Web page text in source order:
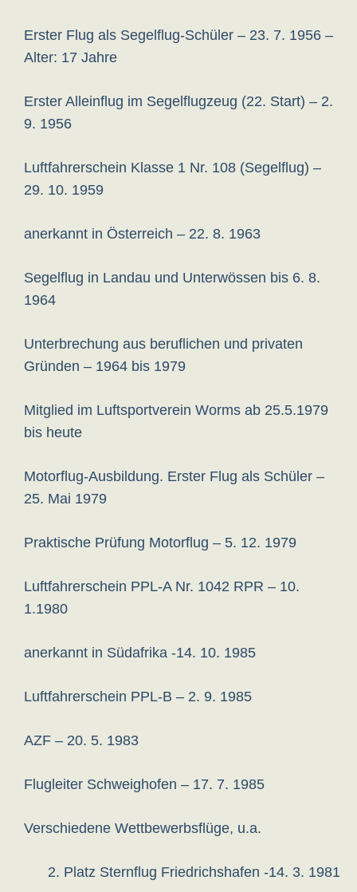
Erster Flug als Segelflug-Schüler – 23. 7. 1956 –
Alter: 17 Jahre
Erster Alleinflug im Segelflugzeug (22. Start) – 2.
9. 1956
Luftfahrerschein Klasse 1 Nr. 108 (Segelflug) –
29. 10. 1959
anerkannt in Österreich – 22. 8. 1963
Segelflug in Landau und Unterwössen bis 6. 8.
1964
Unterbrechung aus beruflichen und privaten
Gründen – 1964 bis 1979
Mitglied im Luftsportverein Worms ab 25.5.1979
bis heute
Motorflug-Ausbildung. Erster Flug als Schüler –
25. Mai 1979
Praktische Prüfung Motorflug – 5. 12. 1979
Luftfahrerschein PPL-A Nr. 1042 RPR – 10.
1.1980
anerkannt in Südafrika -14. 10. 1985
Luftfahrerschein PPL-B – 2. 9. 1985
AZF – 20. 5. 1983
Flugleiter Schweighofen – 17. 7. 1985
Verschiedene Wettbewerbsflüge, u.a.
2. Platz Sternflug Friedrichshafen -14. 3. 1981